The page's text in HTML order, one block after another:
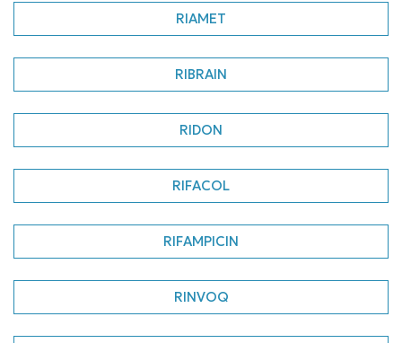
RIAMET
RIBRAIN
RIDON
RIFACOL
RIFAMPICIN
RINVOQ